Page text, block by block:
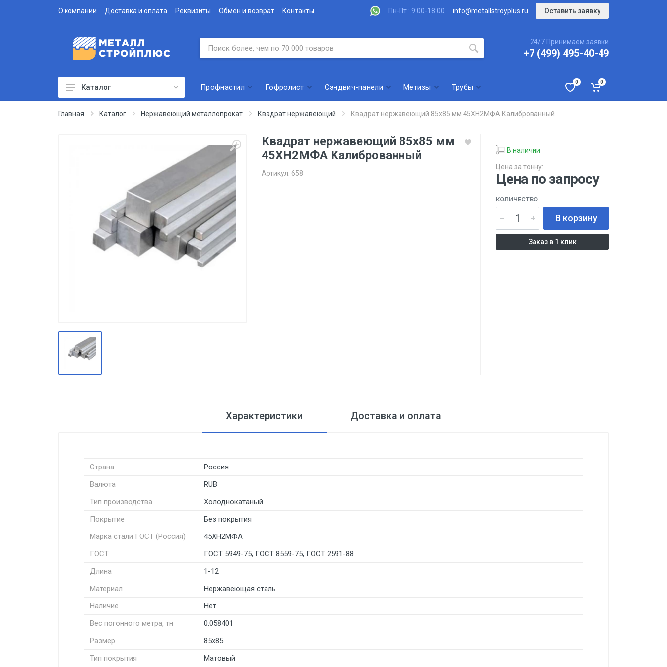
О компании Доставка и оплата Реквизиты Обмен и возврат Контакты Пн-Пт : 9:00-18:00 info@metallstroyplus.ru Оставить заявку
24/7 Принимаем заявки
+7 (499) 495-40-49
Профнастил
Сэндвич-панели
Производство
Штакетник
метизы
Оцинкованный металлопрокат
Каталог Профнастил Гофролист Сэндвич-панели Метизы Трубы
0 0
Главная Каталог Нержавеющий металлопрокат Квадрат нержавеющий Квадрат нержавеющий 85x85 мм 45ХН2МФА Калиброванный
Квадрат нержавеющий 85x85 мм
45ХН2МФА Калиброванный
Артикул: 658
В наличии
Цена за тонну:
Цена по запросу
КОЛИЧЕСТВО
В корзину
Заказ в 1 клик
Характеристики Доставка и оплата
Страна
Россия
Валюта
RUB
Тип производства
Холоднокатаный
Покрытие
Без покрытия
Марка стали ГОСТ (Россия)
45ХН2МФА
ГОСТ
ГОСТ 5949-75, ГОСТ 8559-75, ГОСТ 2591-88
Длина
1-12
Материал
Нержавеющая сталь
Наличие
Нет
Вес погонного метра, тн
0.058401
Размер
85x85
Тип покрытия
Матовый